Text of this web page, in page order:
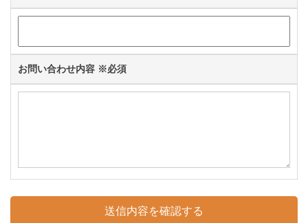
お問い合わせ内容 ※必須